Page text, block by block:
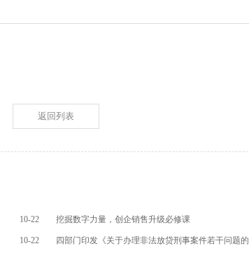
返回列表
10-22 挖掘数字力量，创企销售升级必修课
10-22 四部门印发《关于办理非法放贷刑事案件若干问题